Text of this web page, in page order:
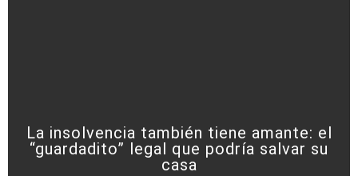
La insolvencia también tiene amante: el
“guardadito” legal que podría salvar su
casa